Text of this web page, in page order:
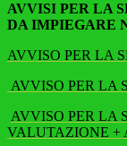
AVVISI PER LA
DA IMPIEGARE
AVVISO PER LA
AVVISO PER LA
AVVISO PER LA
VALUTAZIONE +